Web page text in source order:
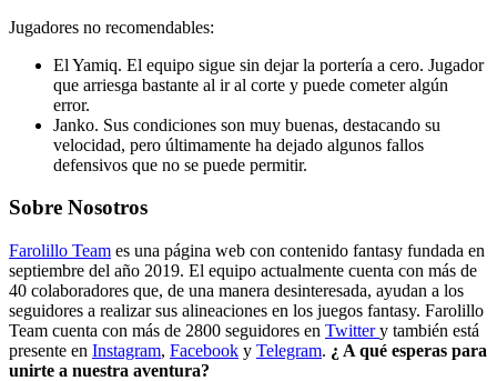
Jugadores no recomendables:
El Yamiq. El equipo sigue sin dejar la portería a cero. Jugador
que arriesga bastante al ir al corte y puede cometer algún
error.
Janko. Sus condiciones son muy buenas, destacando su
velocidad, pero últimamente ha dejado algunos fallos
defensivos que no se puede permitir.
Sobre Nosotros
Farolillo Team es una página web con contenido fantasy fundada en
septiembre del año 2019. El equipo actualmente cuenta con más de
40 colaboradores que, de una manera desinteresada, ayudan a los
seguidores a realizar sus alineaciones en los juegos fantasy. Farolillo
Team cuenta con más de 2800 seguidores en Twittery también está
presente en Instagram, Facebook y Telegram. ¿ A qué esperas para
unirte a nuestra aventura?